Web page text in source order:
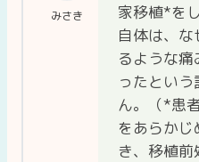
みさき
家移植*を
自体は、
るような
ったとい
ん。（*患
をあらかじ
き、移植前